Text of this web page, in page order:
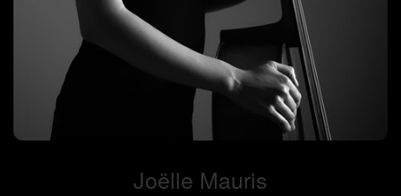
Joëlle Mauris